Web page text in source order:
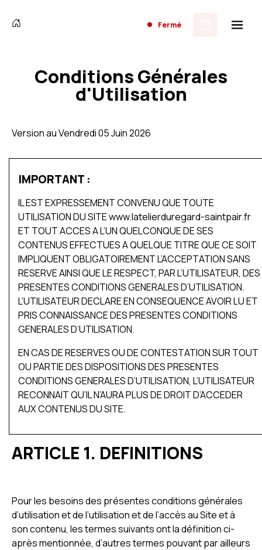
Fermé
Conditions Générales
d'Utilisation
Version au Vendredi 05 Juin 2026
IMPORTANT :
IL EST EXPRESSEMENT CONVENU QUE TOUTE
UTILISATION DU SITE www.latelierduregard-saintpair.fr
ET TOUT ACCES A L’UN QUELCONQUE DE SES
CONTENUS EFFECTUES A QUELQUE TITRE QUE CE SOIT
IMPLIQUENT OBLIGATOIREMENT L’ACCEPTATION SANS
RESERVE AINSI QUE LE RESPECT, PAR L’UTILISATEUR, DES
PRESENTES CONDITIONS GENERALES D’UTILISATION.
L’UTILISATEUR DECLARE EN CONSEQUENCE AVOIR LU ET
PRIS CONNAISSANCE DES PRESENTES CONDITIONS
GENERALES D’UTILISATION.
EN CAS DE RESERVES OU DE CONTESTATION SUR TOUT
OU PARTIE DES DISPOSITIONS DES PRESENTES
CONDITIONS GENERALES D’UTILISATION, L’UTILISATEUR
RECONNAIT QU’IL N’AURA PLUS DE DROIT D’ACCEDER
AUX CONTENUS DU SITE.
ARTICLE 1. DEFINITIONS
Pour les besoins des présentes conditions générales
d’utilisation et de l’utilisation et de l’accès au Site et à
son contenu, les termes suivants ont la définition ci-
après mentionnée, d’autres termes pouvant par ailleurs